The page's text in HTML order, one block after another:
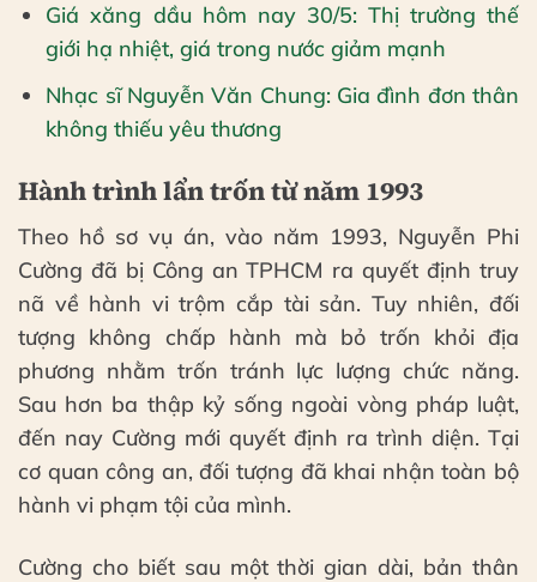
Giá xăng dầu hôm nay 30/5: Thị trường thế
giới hạ nhiệt, giá trong nước giảm mạnh
Nhạc sĩ Nguyễn Văn Chung: Gia đình đơn thân
không thiếu yêu thương
Hành trình lẩn trốn từ năm 1993
Theo hồ sơ vụ án, vào năm 1993, Nguyễn Phi
Cường đã bị Công an TPHCM ra quyết định truy
nã về hành vi trộm cắp tài sản. Tuy nhiên, đối
tượng không chấp hành mà bỏ trốn khỏi địa
phương nhằm trốn tránh lực lượng chức năng.
Sau hơn ba thập kỷ sống ngoài vòng pháp luật,
đến nay Cường mới quyết định ra trình diện. Tại
cơ quan công an, đối tượng đã khai nhận toàn bộ
hành vi phạm tội của mình.
Cường cho biết sau một thời gian dài, bản thân